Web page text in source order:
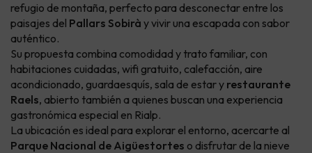
refugio de montaña, perfecto para desconectar entre los
paisajes del Pallars Sobirà y vivir una escapada con sabor
auténtico.
Su propuesta combina comodidad y trato familiar, con
habitaciones cuidadas, wifi gratuito, calefacción, aire
acondicionado, guardaesquís, sala de estar y restaurante
Raels, abierto también a quienes buscan una experiencia
gastronómica especial en Rialp.
La ubicación es ideal para explorar el entorno, acercarte al
Parque Nacional de Aigüestortes o disfrutar de la nieve